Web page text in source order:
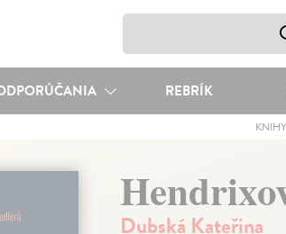
REBRÍK
KNIHY
Dubská Kateřina